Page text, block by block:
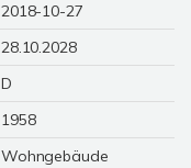
2018-10-27
28.10.2028
D
1958
Wohngebäude